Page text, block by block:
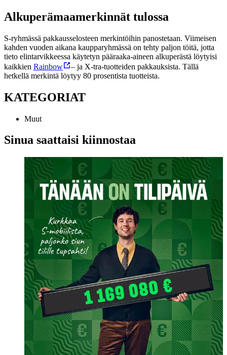
Alkuperämaamerkinnät tulossa
S-ryhmässä pakkausselosteen merkintöihin panostetaan. Viimeisen
kahden vuoden aikana kaupparyhmässä on tehty paljon töitä, jotta
tieto elintarvikkeessa käytetyn pääraaka-aineen alkuperästä löytyisi
kaikkien Rainbow
– ja X-tra-tuotteiden pakkauksista. Tällä
hetkellä merkintä löytyy 80 prosentista tuotteista.
KATEGORIAT
Muut
Sinua saattaisi kiinnostaa